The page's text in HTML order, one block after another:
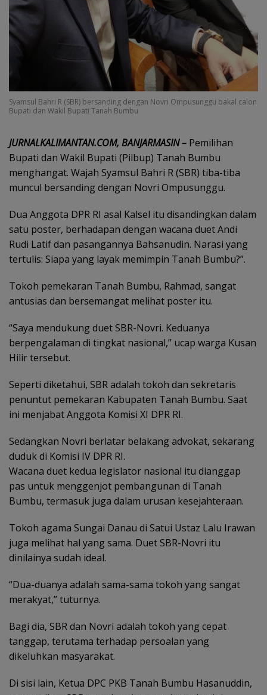
Syamsul Bahri R (SBR) bersanding dengan Novri Ompusunggu bakal calon
Bupati dan Wakil Bupati Tanah Bumbu
JURNALKALIMANTAN.COM, BANJARMASIN – Pemilihan
Bupati dan Wakil Bupati (Pilbup) Tanah Bumbu
menghangat. Wajah Syamsul Bahri R (SBR) tiba-tiba
muncul bersanding dengan Novri Ompusunggu.
Dua Anggota DPR RI asal Kalsel itu disandingkan dalam
satu poster, berhadapan dengan wacana duet Andi
Rudi Latif dan pasangannya Bahsanudin. Narasi yang
tertulis: Siapa yang layak memimpin Tanah Bumbu?”.
Tokoh pemekaran Tanah Bumbu, Rahmad, sangat
antusias dan bersemangat melihat poster itu.
“Saya mendukung duet SBR-Novri. Keduanya
berpengalaman di tingkat nasional,” ucap warga Kusan
Hilir tersebut.
Seperti diketahui, SBR adalah tokoh dan sekretaris
penuntut pemekaran Kabupaten Tanah Bumbu. Saat
ini menjabat Anggota Komisi XI DPR RI.
Sedangkan Novri berlatar belakang advokat, sekarang
duduk di Komisi IV DPR RI.
Wacana duet kedua legislator nasional itu dianggap
pas untuk menggenjot pembangunan di Tanah
Bumbu, termasuk juga dalam urusan kesejahteraan.
Tokoh agama Sungai Danau di Satui Ustaz Lalu Irawan
juga melihat hal yang sama. Duet SBR-Novri itu
dinilainya sudah ideal.
“Dua-duanya adalah sama-sama tokoh yang sangat
merakyat,” tuturnya.
Bagi dia, SBR dan Novri adalah tokoh yang cepat
tanggap, terutama terhadap persoalan yang
dikeluhkan masyarakat.
Di sisi lain, Ketua DPC PKB Tanah Bumbu Hasanuddin,